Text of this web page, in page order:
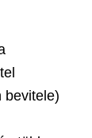
bevitele)